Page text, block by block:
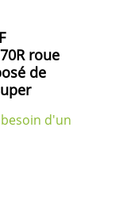
roue
de
besoin d'un